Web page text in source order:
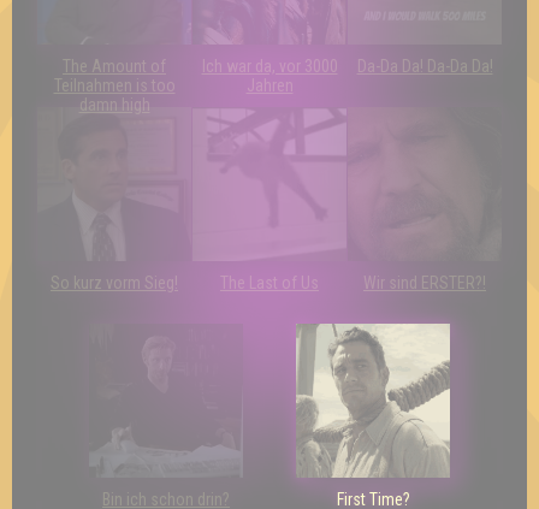
The Amount of
Teilnahmen is too
damn high
Ich war da, vor 3000
Jahren
Da-Da Da! Da-Da Da!
So kurz vorm Sieg! The Last of Us Wir sind ERSTER?!
Bin ich schon drin? First Time?